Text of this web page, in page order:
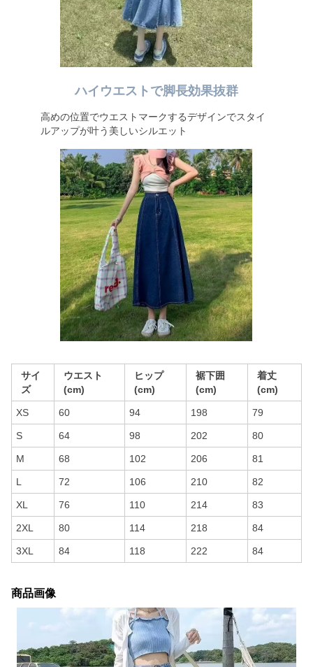
ハイウエストで脚長効果抜群
高めの位置でウエストマークするデザインでスタイ
ルアップが叶う美しいシルエット
サイ
ズ
ウエスト
(cm)
ヒップ
(cm)
裾下囲
(cm)
着丈
(cm)
XS 60 94 198 79
S 64 98 202 80
M 68 102 206 81
L 72 106 210 82
XL 76 110 214 83
2XL 80 114 218 84
3XL 84 118 222 84
商品画像